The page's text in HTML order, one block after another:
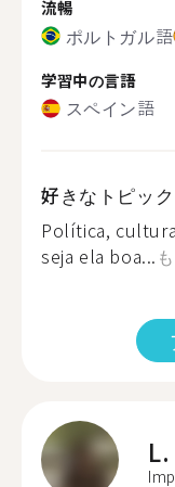
流暢
ポルトガル語
学習中の言語
スペイン語
好きなトピック
Política,
seja ela boa...
L.